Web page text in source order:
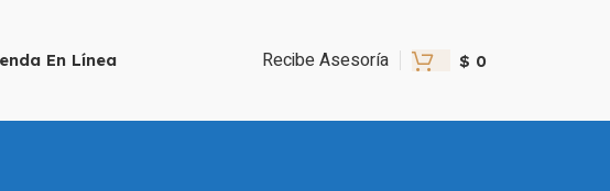
En Línea Recibe Asesoría $ 0